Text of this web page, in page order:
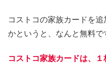
コストコの家族カードを
かというと、なんと無料で
コストコ家族カードは、１